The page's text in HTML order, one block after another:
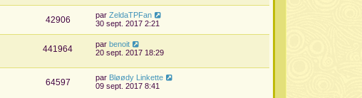
42906 par ZeldaTPFan
30 sept. 2017 2:21
441964 par benoit
20 sept. 2017 18:29
64597 par Bløødy Linkette
09 sept. 2017 8:41